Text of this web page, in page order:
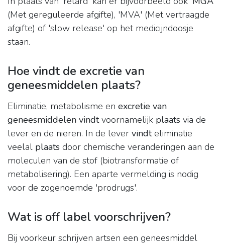
(Met gereguleerde afgifte), 'MVA' (Met vertraagde
afgifte) of 'slow release' op het medicijndoosje
staan.
Hoe vindt de excretie van
geneesmiddelen plaats?
Eliminatie, metabolisme en excretie van
geneesmiddelen vindtvoornamelijk plaats via de
lever en de nieren. In de lever vindteliminatie
veelal plaats door chemische veranderingen aan de
moleculen van de stof (biotransformatie of
metabolisering). Een aparte vermelding is nodig
voor de zogenoemde 'prodrugs'.
Wat is off label voorschrijven?
Bij voorkeur schrijven artsen een geneesmiddel